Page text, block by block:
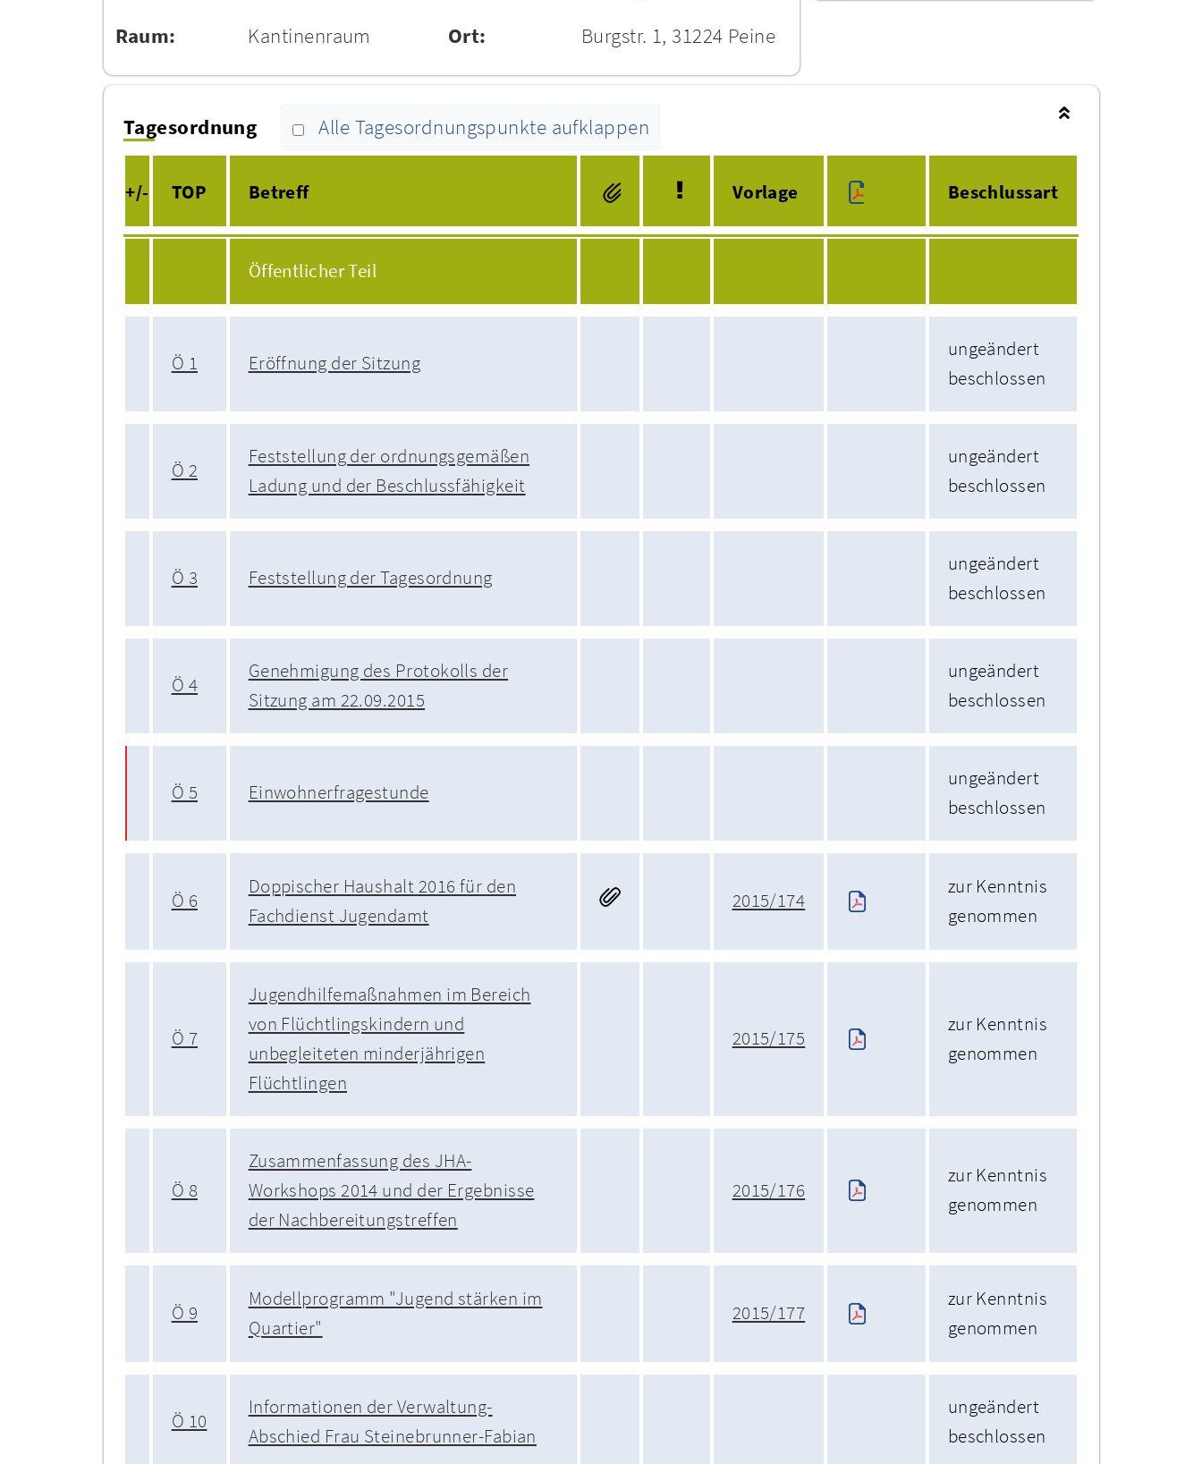
Raum:
Kantinenraum Ort: Burgstr. 1, 31224 Peine
Tagesordnung Alle Tagesordnungspunkte aufklappen
Tagesordnung
+/-
TOP Betreff Vorlage Beschlussart
Öffentlicher Teil
Ö 1 Eröffnung der Sitzung
ungeändert
beschlossen
Ö 2
Feststellung der ordnungsgemäßen
Ladung und der Beschlussfähigkeit
ungeändert
beschlossen
Ö 3 Feststellung der Tagesordnung
ungeändert
beschlossen
Ö 4
Genehmigung des Protokolls der
Sitzung am 22.09.2015
ungeändert
beschlossen
Ö 5 Einwohnerfragestunde
ungeändert
beschlossen
Ö 6
Doppischer Haushalt 2016 für den
Fachdienst Jugendamt
2015/174
zur Kenntnis
genommen
Ö 7
Jugendhilfemaßnahmen im Bereich
von Flüchtlingskindern und
unbegleiteten minderjährigen
Flüchtlingen
2015/175
zur Kenntnis
genommen
Ö 8
Zusammenfassung des JHA-
Workshops 2014 und der Ergebnisse
der Nachbereitungstreffen
2015/176
zur Kenntnis
genommen
Ö 9
Modellprogramm "Jugend stärken im
Quartier"
2015/177
zur Kenntnis
genommen
Ö 10
Informationen der Verwaltung-
Abschied Frau Steinebrunner-Fabian
ungeändert
beschlossen